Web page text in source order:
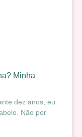
Minha
dez anos, eu
Não por